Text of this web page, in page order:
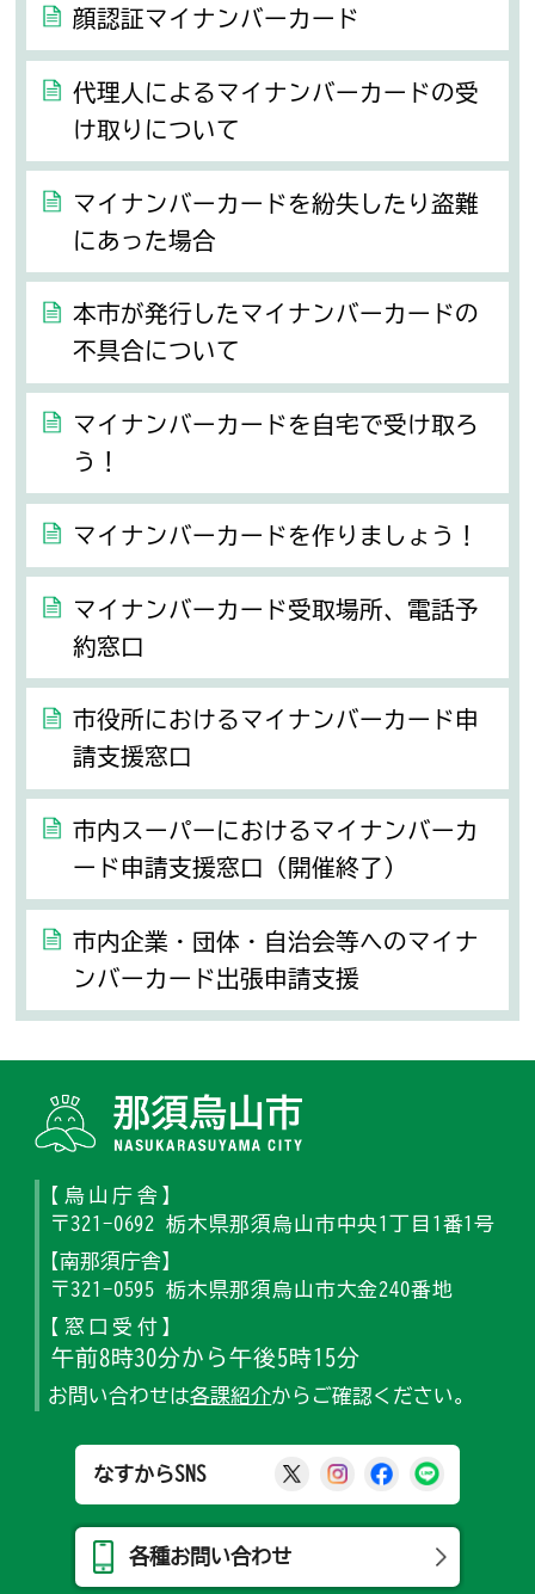
顔認証マイナンバーカード
代理人によるマイナンバーカードの受
け取りについて
マイナンバーカードを紛失したり盗難
にあった場合
本市が発行したマイナンバーカードの
不具合について
マイナンバーカードを自宅で受け取ろ
う！
マイナンバーカードを作りましょう！
マイナンバーカード受取場所、電話予
約窓口
市役所におけるマイナンバーカード申
請支援窓口
市内スーパーにおけるマイナンバーカ
ード申請支援窓口（開催終了）
市内企業・団体・自治会等へのマイナ
ンバーカード出張申請支援
【烏山庁舎】
〒321-0692 栃木県那須烏山市中央1丁目1番1号
【南那須庁舎】
〒321-0595 栃木県那須烏山市大金240番地
【窓口受付】
午前8時30分から午後5時15分
お問い合わせは各課紹介からご確認ください。
なすからSNS 那須烏山市公式X
那須烏山市公式
那須烏山市
各種お問い合わせ